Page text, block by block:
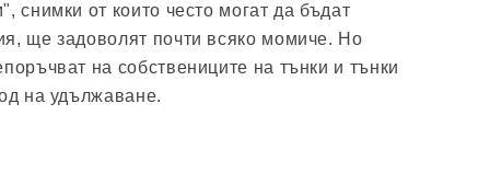
снимки от които често могат да бъдат
ще задоволят почти всяко момиче. Но
на собствениците на тънки и тънки
на удължаване.